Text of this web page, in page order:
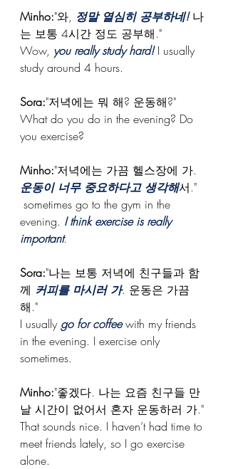
Minho:"와, 정말 열심히 공부하네! 나
는 보통 4시간 정도 공부해."
Wow, you really study hard! I usually
study around 4 hours.
Sora:"저녁에는 뭐 해? 운동해?"
What do you do in the evening? Do
you exercise?
Minho:"저녁에는 가끔 헬스장에 가.
운동이 너무 중요하다고 생각해서."
evening. I think exercise is really
important.
Sora:"나는 보통 저녁에 친구들과 함
께 커피를 마시러 가. 운동은 가끔
해."
I usually go for coffee with my friends
in the evening. I exercise only
sometimes.
Minho:"좋겠다. 나는 요즘 친구들 만
날 시간이 없어서 혼자 운동하러 가."
That sounds nice. I haven’t had time to
meet friends lately, so I go exercise
alone.